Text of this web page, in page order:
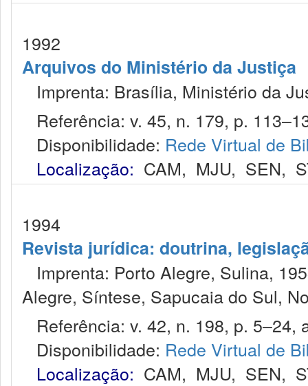
1992
Arquivos do Ministério da Justiça
Imprenta: Brasília, Ministério da
Referência: v. 45, n. 179, p.
Disponibilidade: Rede Virtual de
Localização: CAM, MJU, SEN,
1994
Revista jurídica: doutrina,
Imprenta: Porto Alegre, Sulina,
Alegre, Síntese, Sapucaia do Sul,
Referência: v. 42, n. 198, p. 5–24,
Disponibilidade: Rede Virtual de
Localização: CAM, MJU, SEN,